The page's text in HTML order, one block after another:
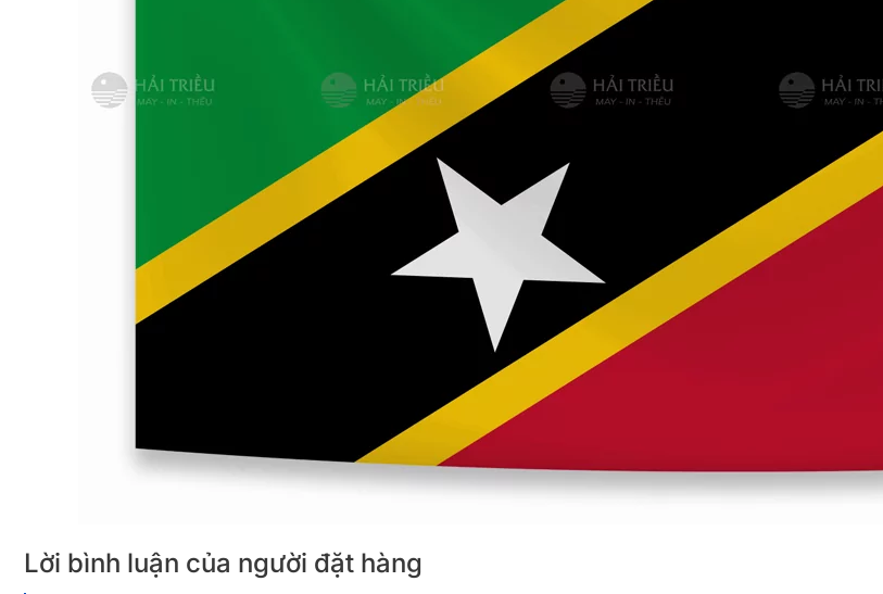
Lời bình luận của người đặt hàng